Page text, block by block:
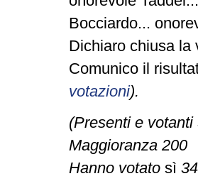
Bocciardo...
Dichiaro chiusa la
Comunico il
votazioni).
(Presenti e votanti
Maggioranza 200
Hanno votato sì